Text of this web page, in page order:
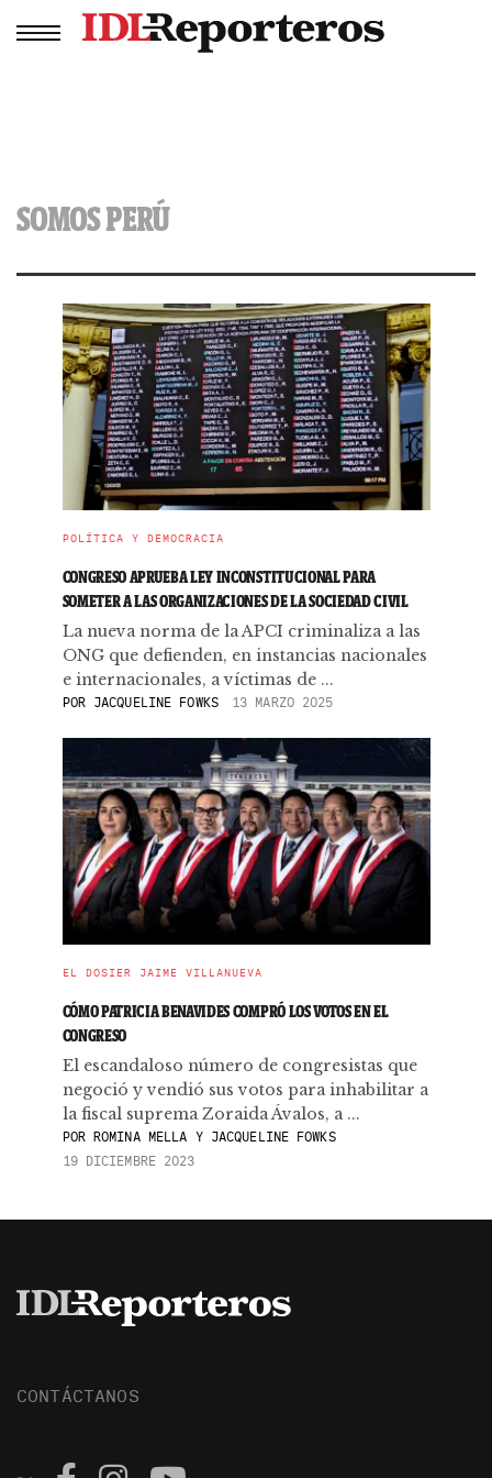
SOMOS PERÚ
POLÍTICA Y DEMOCRACIA
CONGRESO APRUEBA LEY INCONSTITUCIONAL PARA
SOMETER A LAS ORGANIZACIONES DE LA SOCIEDAD CIVIL
La nueva norma de la APCI criminaliza a las
ONG que defienden, en instancias nacionales
e internacionales, a víctimas de ...
POR JACQUELINE FOWKS 13 MARZO 2025
EL DOSIER JAIME VILLANUEVA
CÓMO PATRICIA BENAVIDES COMPRÓ LOS VOTOS EN EL
CONGRESO
El escandaloso número de congresistas que
negoció y vendió sus votos para inhabilitar a
la fiscal suprema Zoraida Ávalos, a ...
PORROMINA MELLA Y JACQUELINE FOWKS
19 DICIEMBRE 2023
CONTÁCTANOS